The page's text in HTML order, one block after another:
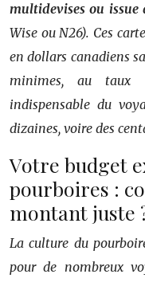
multidevises ou issue
Wise ou N26). Ces
en dollars canadiens
minimes, au taux
indispensable du
dizaines, voire des
Votre budget
pourboires :
montant juste
La culture du
pour de nombreux